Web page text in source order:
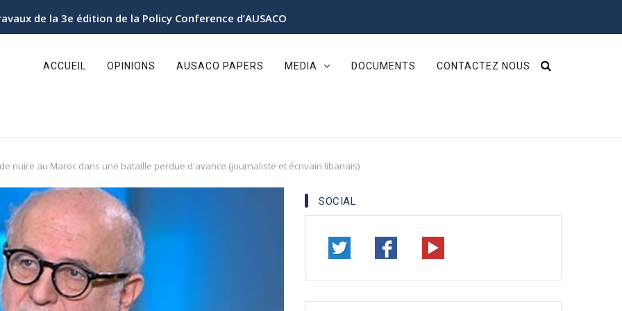
de la 3e édition de la Policy Conference d’AUSACO
ACCUEIL OPINIONS AUSACO PAPERS MEDIA DOCUMENTS CONTACTEZ NOUS
nuire au Maroc dans une bataille perdue d'avance (journaliste et écrivain libanais)
SOCIAL